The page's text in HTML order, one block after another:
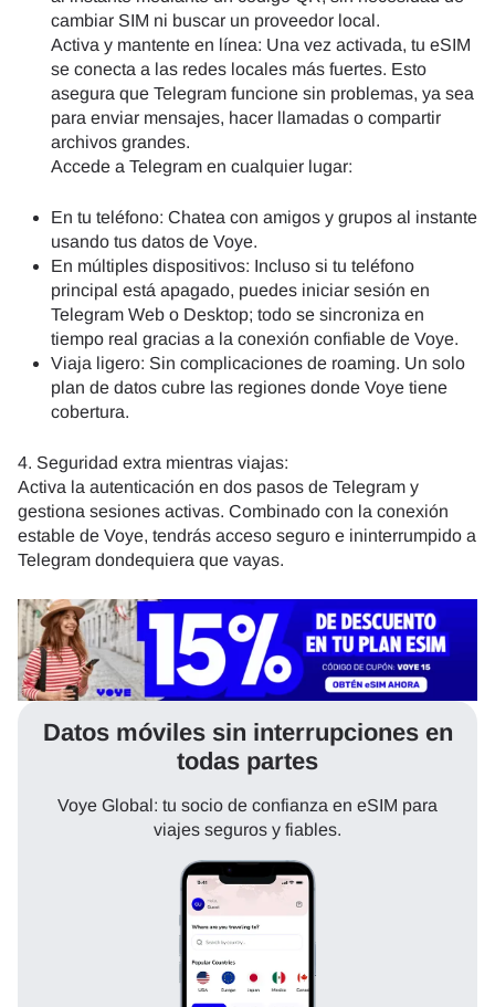
cambiar SIM ni buscar un proveedor local.
Activa y mantente en línea: Una vez activada, tu eSIM
se conecta a las redes locales más fuertes. Esto
asegura que Telegram funcione sin problemas, ya sea
para enviar mensajes, hacer llamadas o compartir
archivos grandes.
Accede a Telegram en cualquier lugar:
En tu teléfono: Chatea con amigos y grupos al instante
usando tus datos de Voye.
En múltiples dispositivos: Incluso si tu teléfono
principal está apagado, puedes iniciar sesión en
Telegram Web o Desktop; todo se sincroniza en
tiempo real gracias a la conexión confiable de Voye.
Viaja ligero: Sin complicaciones de roaming. Un solo
plan de datos cubre las regiones donde Voye tiene
cobertura.
4. Seguridad extra mientras viajas:
Activa la autenticación en dos pasos de Telegram y
gestiona sesiones activas. Combinado con la conexión
estable de Voye, tendrás acceso seguro e ininterrumpido a
Telegram dondequiera que vayas.
Datos móviles sin interrupciones en
todas partes
Voye Global: tu socio de confianza en eSIM para
viajes seguros y fiables.